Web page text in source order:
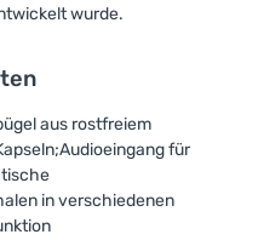
wurde.
aus rostfreiem
für
in verschiedenen